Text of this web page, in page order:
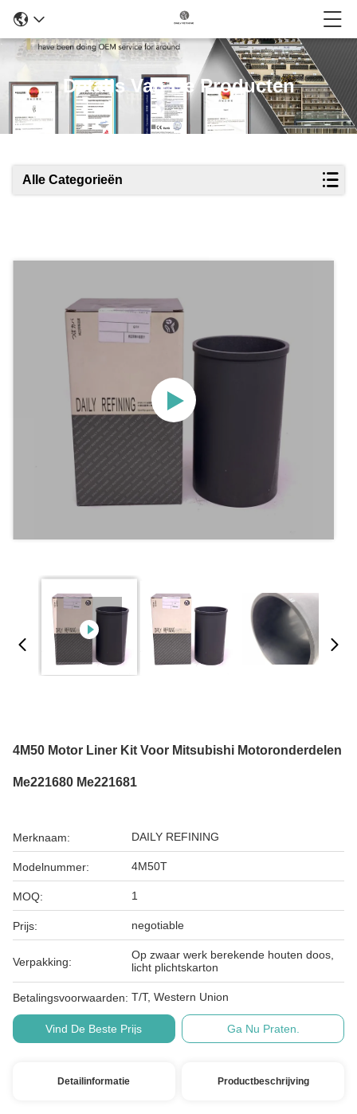
Details Van De Producten
Alle Categorieën
4M50 Motor Liner Kit Voor Mitsubishi Motoronderdelen
Me221680 Me221681
Merknaam: DAILY REFINING
Modelnummer: 4M50T
MOQ: 1
Prijs: negotiable
Verpakking:
Op zwaar werk berekende houten doos,
licht plichtskarton
Betalingsvoorwaarden: T/T, Western Union
Vind De Beste Prijs Ga Nu Praten.
Detailinformatie Productbeschrijving